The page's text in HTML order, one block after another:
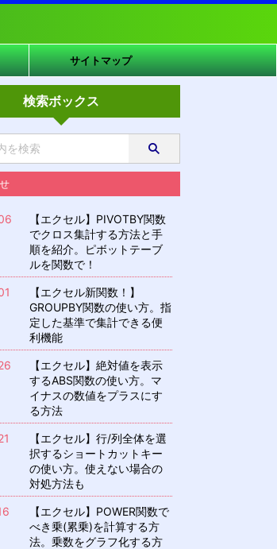
サイトマップ
検索ボックス
【エクセル】PIVOTBY関数
でクロス集計する方法と手
順を紹介。ピボットテーブ
ルを関数で！
【エクセル新関数！】
GROUPBY関数の使い方。指
定した基準で集計できる便
利機能
【エクセル】絶対値を表示
するABS関数の使い方。マ
イナスの数値をプラスにす
る方法
【エクセル】行/列全体を選
択するショートカットキー
の使い方。使えない場合の
対処方法も
【エクセル】POWER関数で
べき乗(累乗)を計算する方
法。乗数をグラフ化する方